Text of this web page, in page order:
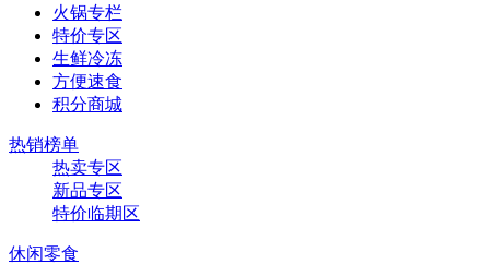
火锅专栏
特价专区
生鲜冷冻
方便速食
积分商城
热销榜单
热卖专区
新品专区
特价临期区
休闲零食